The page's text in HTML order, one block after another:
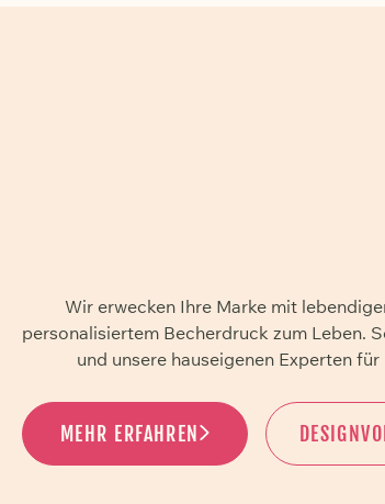
Wir erwecken Ihre Marke mit
personalisiertem Becherdruck zum Leben.
und unsere hauseigenen Experten
MEHR ERFAHREN